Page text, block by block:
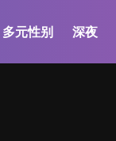
多元性别 深夜